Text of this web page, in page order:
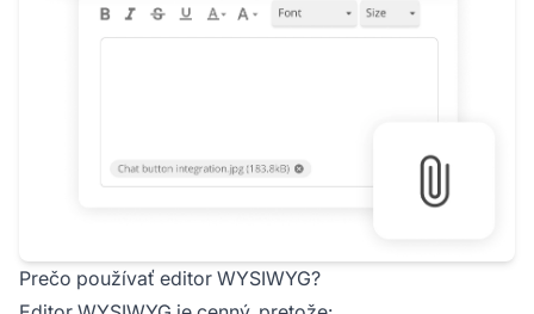
Prečo používať editor WYSIWYG?